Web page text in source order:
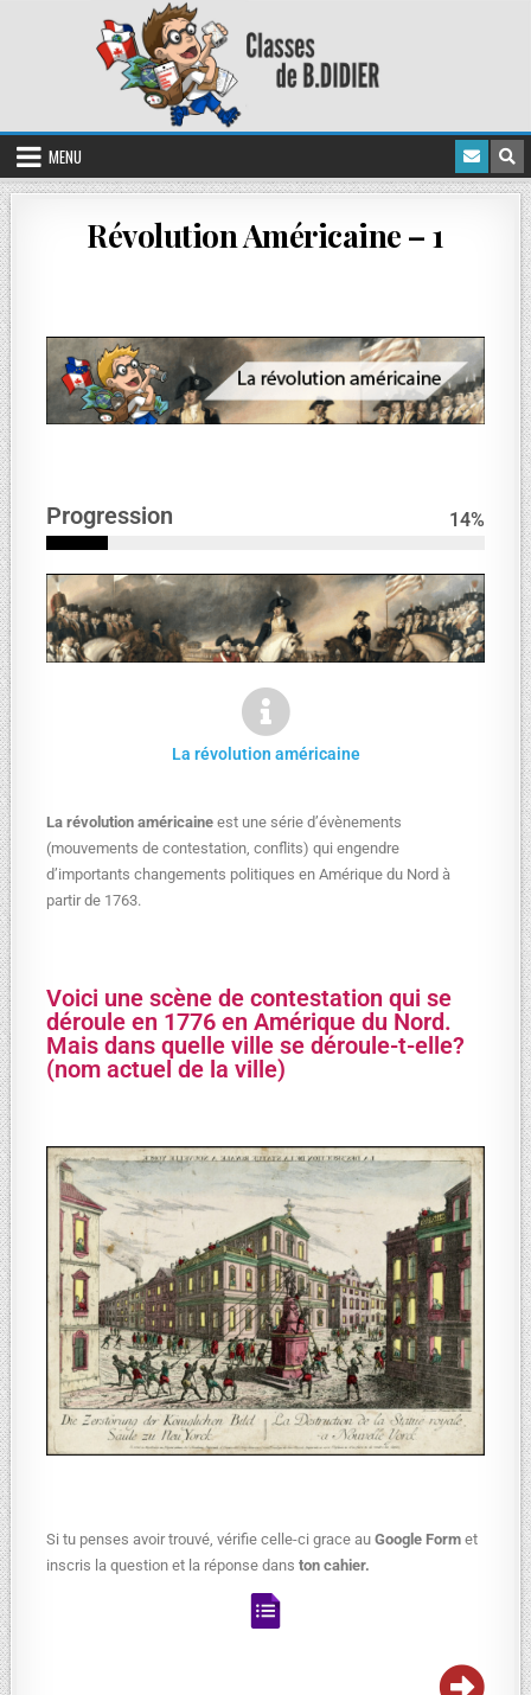
MENU
Révolution Américaine – 1
Progression 14%
La révolution américaine
La révolution américaine est une série d’évènements
(mouvements de contestation, conflits) qui engendre
d’importants changements politiques en Amérique du Nord à
partir de 1763.
Voici une scène de contestation qui se
déroule en 1776 en Amérique du Nord.
Mais dans quelle ville se déroule-t-elle?
(nom actuel de la ville)
Si tu penses avoir trouvé, vérifie celle-ci grace auGoogle Form et
inscris la question et la réponse dans ton cahier.